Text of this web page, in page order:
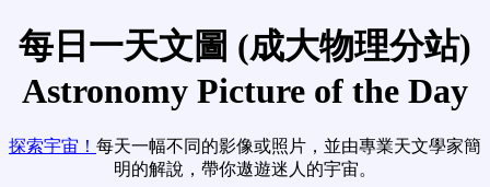
每日一天文圖 (成大物理分站)
Astronomy Picture of the Day
探索宇宙！ 每天一幅不同的影像或照片，並由專業天文學家簡
明的解說，帶你遨遊迷人的宇宙。